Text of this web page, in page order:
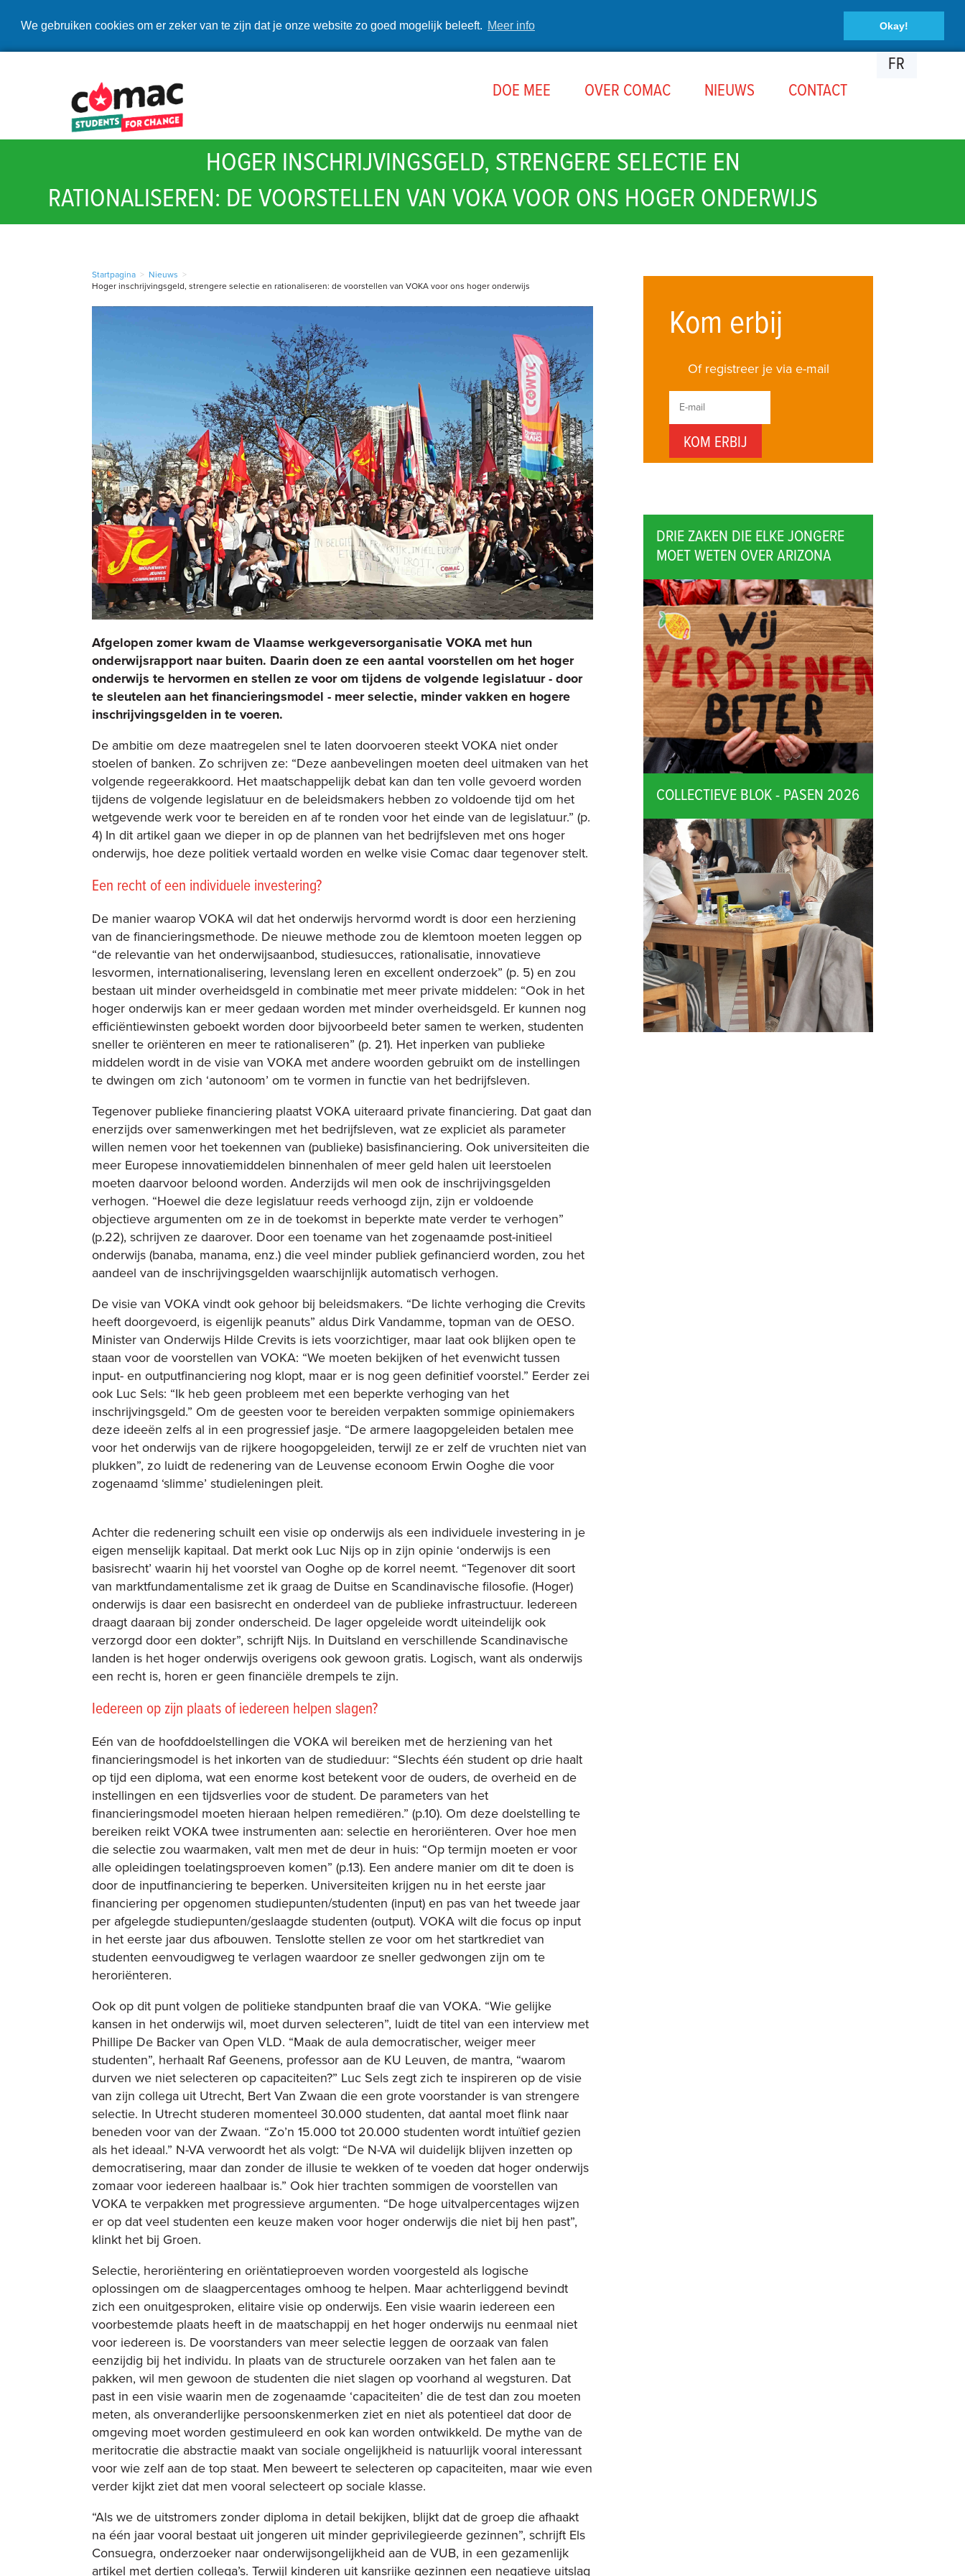
We gebruiken cookies om er zeker van te zijn dat je onze website zo goed mogelijk beleeft. Meer info Okay!
DOE MEE OVER COMAC NIEUWS CONTACT
FR
HOGER INSCHRIJVINGSGELD, STRENGERE SELECTIE EN
RATIONALISEREN: DE VOORSTELLEN VAN VOKA VOOR ONS HOGER ONDERWIJS
Startpagina > Nieuws >
Hoger inschrijvingsgeld, strengere selectie en rationaliseren: de voorstellen van VOKA voor ons hoger onderwijs
Afgelopen zomer kwam de Vlaamse werkgeversorganisatie VOKA met hun
onderwijsrapport naar buiten. Daarin doen ze een aantal voorstellen om het hoger
onderwijs te hervormen en stellen ze voor om tijdens de volgende legislatuur - door
te sleutelen aan het financieringsmodel - meer selectie, minder vakken en hogere
inschrijvingsgelden in te voeren.
De ambitie om deze maatregelen snel te laten doorvoeren steekt VOKA niet onder
stoelen of banken. Zo schrijven ze: “Deze aanbevelingen moeten deel uitmaken van het
volgende regeerakkoord. Het maatschappelijk debat kan dan ten volle gevoerd worden
tijdens de volgende legislatuur en de beleidsmakers hebben zo voldoende tijd om het
wetgevende werk voor te bereiden en af te ronden voor het einde van de legislatuur.” (p.
4) In dit artikel gaan we dieper in op de plannen van het bedrijfsleven met ons hoger
onderwijs, hoe deze politiek vertaald worden en welke visie Comac daar tegenover stelt.
Een recht of een individuele investering?
De manier waarop VOKA wil dat het onderwijs hervormd wordt is door een herziening
van de financieringsmethode. De nieuwe methode zou de klemtoon moeten leggen op
“de relevantie van het onderwijsaanbod, studiesucces, rationalisatie, innovatieve
lesvormen, internationalisering, levenslang leren en excellent onderzoek” (p. 5) en zou
bestaan uit minder overheidsgeld in combinatie met meer private middelen: “Ook in het
hoger onderwijs kan er meer gedaan worden met minder overheidsgeld. Er kunnen nog
efficiëntiewinsten geboekt worden door bijvoorbeeld beter samen te werken, studenten
sneller te oriënteren en meer te rationaliseren” (p. 21). Het inperken van publieke
middelen wordt in de visie van VOKA met andere woorden gebruikt om de instellingen
te dwingen om zich ‘autonoom’ om te vormen in functie van het bedrijfsleven.
Tegenover publieke financiering plaatst VOKA uiteraard private financiering. Dat gaat dan
enerzijds over samenwerkingen met het bedrijfsleven, wat ze expliciet als parameter
willen nemen voor het toekennen van (publieke) basisfinanciering. Ook universiteiten die
meer Europese innovatiemiddelen binnenhalen of meer geld halen uit leerstoelen
moeten daarvoor beloond worden. Anderzijds wil men ook de inschrijvingsgelden
verhogen. “Hoewel die deze legislatuur reeds verhoogd zijn, zijn er voldoende
objectieve argumenten om ze in de toekomst in beperkte mate verder te verhogen”
(p.22), schrijven ze daarover. Door een toename van het zogenaamde post-initieel
onderwijs (banaba, manama, enz.) die veel minder publiek gefinancierd worden, zou het
aandeel van de inschrijvingsgelden waarschijnlijk automatisch verhogen.
De visie van VOKA vindt ook gehoor bij beleidsmakers. “De lichte verhoging die Crevits
heeft doorgevoerd, is eigenlijk peanuts” aldus Dirk Vandamme, topman van de OESO.
Minister van Onderwijs Hilde Crevits is iets voorzichtiger, maar laat ook blijken open te
staan voor de voorstellen van VOKA: “We moeten bekijken of het evenwicht tussen
input- en outputfinanciering nog klopt, maar er is nog geen definitief voorstel.” Eerder zei
ook Luc Sels: “Ik heb geen probleem met een beperkte verhoging van het
inschrijvingsgeld.” Om de geesten voor te bereiden verpakten sommige opiniemakers
deze ideeën zelfs al in een progressief jasje. “De armere laagopgeleiden betalen mee
voor het onderwijs van de rijkere hoogopgeleiden, terwijl ze er zelf de vruchten niet van
plukken”, zo luidt de redenering van de Leuvense econoom Erwin Ooghe die voor
zogenaamd ‘slimme’ studieleningen pleit.
Achter die redenering schuilt een visie op onderwijs als een individuele investering in je
eigen menselijk kapitaal. Dat merkt ook Luc Nijs op in zijn opinie ‘onderwijs is een
basisrecht’ waarin hij het voorstel van Ooghe op de korrel neemt. “Tegenover dit soort
van marktfundamentalisme zet ik graag de Duitse en Scandinavische filosofie. (Hoger)
onderwijs is daar een basisrecht en onderdeel van de publieke infrastructuur. Iedereen
draagt daaraan bij zonder onderscheid. De lager opgeleide wordt uiteindelijk ook
verzorgd door een dokter”, schrijft Nijs. In Duitsland en verschillende Scandinavische
landen is het hoger onderwijs overigens ook gewoon gratis. Logisch, want als onderwijs
een recht is, horen er geen financiële drempels te zijn.
Iedereen op zijn plaats of iedereen helpen slagen?
Eén van de hoofddoelstellingen die VOKA wil bereiken met de herziening van het
financieringsmodel is het inkorten van de studieduur: “Slechts één student op drie haalt
op tijd een diploma, wat een enorme kost betekent voor de ouders, de overheid en de
instellingen en een tijdsverlies voor de student. De parameters van het
financieringsmodel moeten hieraan helpen remediëren.” (p.10). Om deze doelstelling te
bereiken reikt VOKA twee instrumenten aan: selectie en heroriënteren. Over hoe men
die selectie zou waarmaken, valt men met de deur in huis: “Op termijn moeten er voor
alle opleidingen toelatingsproeven komen” (p.13). Een andere manier om dit te doen is
door de inputfinanciering te beperken. Universiteiten krijgen nu in het eerste jaar
financiering per opgenomen studiepunten/studenten (input) en pas van het tweede jaar
per afgelegde studiepunten/geslaagde studenten (output). VOKA wilt die focus op input
in het eerste jaar dus afbouwen. Tenslotte stellen ze voor om het startkrediet van
studenten eenvoudigweg te verlagen waardoor ze sneller gedwongen zijn om te
heroriënteren.
Ook op dit punt volgen de politieke standpunten braaf die van VOKA. “Wie gelijke
kansen in het onderwijs wil, moet durven selecteren”, luidt de titel van een interview met
Phillipe De Backer van Open VLD. “Maak de aula democratischer, weiger meer
studenten”, herhaalt Raf Geenens, professor aan de KU Leuven, de mantra, “waarom
durven we niet selecteren op capaciteiten?” Luc Sels zegt zich te inspireren op de visie
van zijn collega uit Utrecht, Bert Van Zwaan die een grote voorstander is van strengere
selectie. In Utrecht studeren momenteel 30.000 studenten, dat aantal moet flink naar
beneden voor van der Zwaan. “Zo’n 15.000 tot 20.000 studenten wordt intuïtief gezien
als het ideaal.” N-VA verwoordt het als volgt: “De N-VA wil duidelijk blijven inzetten op
democratisering, maar dan zonder de illusie te wekken of te voeden dat hoger onderwijs
zomaar voor iedereen haalbaar is.” Ook hier trachten sommigen de voorstellen van
VOKA te verpakken met progressieve argumenten. “De hoge uitvalpercentages wijzen
er op dat veel studenten een keuze maken voor hoger onderwijs die niet bij hen past”,
klinkt het bij Groen.
Selectie, heroriëntering en oriëntatieproeven worden voorgesteld als logische
oplossingen om de slaagpercentages omhoog te helpen. Maar achterliggend bevindt
zich een onuitgesproken, elitaire visie op onderwijs. Een visie waarin iedereen een
voorbestemde plaats heeft in de maatschappij en het hoger onderwijs nu eenmaal niet
voor iedereen is. De voorstanders van meer selectie leggen de oorzaak van falen
eenzijdig bij het individu. In plaats van de structurele oorzaken van het falen aan te
pakken, wil men gewoon de studenten die niet slagen op voorhand al wegsturen. Dat
past in een visie waarin men de zogenaamde ‘capaciteiten’ die de test dan zou moeten
meten, als onveranderlijke persoonskenmerken ziet en niet als potentieel dat door de
omgeving moet worden gestimuleerd en ook kan worden ontwikkeld. De mythe van de
meritocratie die abstractie maakt van sociale ongelijkheid is natuurlijk vooral interessant
voor wie zelf aan de top staat. Men beweert te selecteren op capaciteiten, maar wie even
verder kijkt ziet dat men vooral selecteert op sociale klasse.
“Als we de uitstromers zonder diploma in detail bekijken, blijkt dat de groep die afhaakt
na één jaar vooral bestaat uit jongeren uit minder geprivilegieerde gezinnen”, schrijft Els
Consuegra, onderzoeker naar onderwijsongelijkheid aan de VUB, in een gezamenlijk
artikel met dertien collega’s. Terwijl kinderen uit kansrijke gezinnen een negatieve uitslag
Kom erbij
Of registreer je via e-mail
DRIE ZAKEN DIE ELKE JONGERE
MOET WETEN OVER ARIZONA
COLLECTIEVE BLOK - PASEN 2026